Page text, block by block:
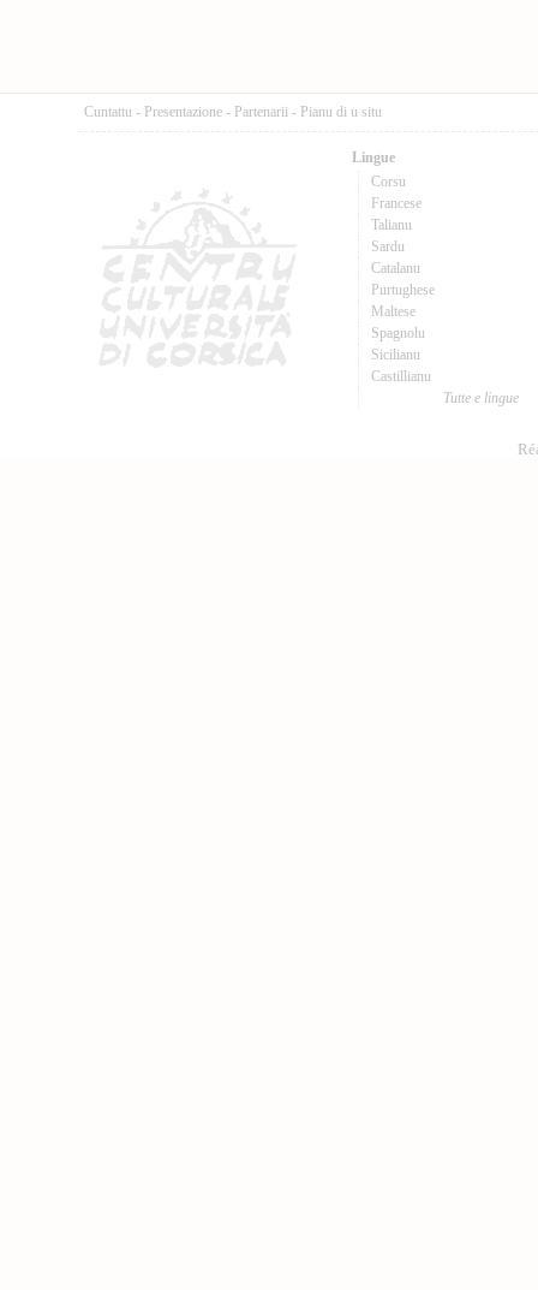
Cuntattu - Presentazione - Partenarii - Pianu di u situ
Lingue
Corsu
Francese
Talianu
Sardu
Catalanu
Purtughese
Maltese
Spagnolu
Sicilianu
Castillianu
Tutte e lingue